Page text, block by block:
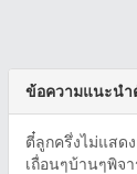
ข้อความแนะนำ
ตี๋ลูกครึ่งไม่แสด
เถื่อนๆบ้านๆพิจ